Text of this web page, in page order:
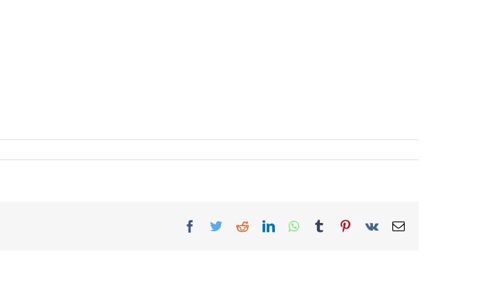
Facebook
TwitterRedditLinkedInWhatsApp
TumblrPinterest
Vk
Correo